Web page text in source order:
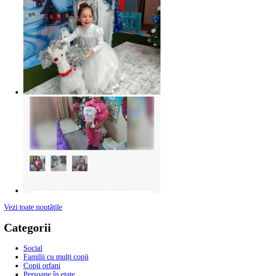
Vezi toate noutăţile
Categorii
Social
Familii cu mulți copii
Copii orfani